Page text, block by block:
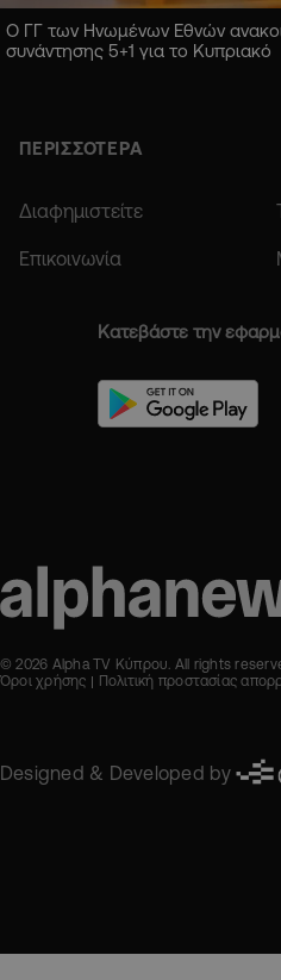
Ο ΓΓ των Ηνωμένων Εθνών
συνάντησης 5+1 για το Κυπριακό
ΠΕΡΙΣΣΟΤΕΡΑ
Διαφημιστείτε
Επικοινωνία
Κατεβάστε την
© 2026 Alpha TV Κύπρου. All rights
Όροι χρήσης
Πολιτική προστασίας
Designed & Developed by